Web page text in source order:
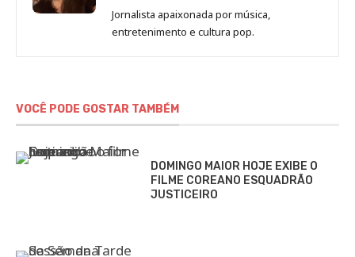
de
Marina
Jornalista apaixonada por música,
entretenimento e cultura pop.
VOCÊ PODE GOSTAR TAMBÉM
DOMINGO MAIOR HOJE EXIBE O
FILME COREANO ESQUADRÃO
JUSTICEIRO